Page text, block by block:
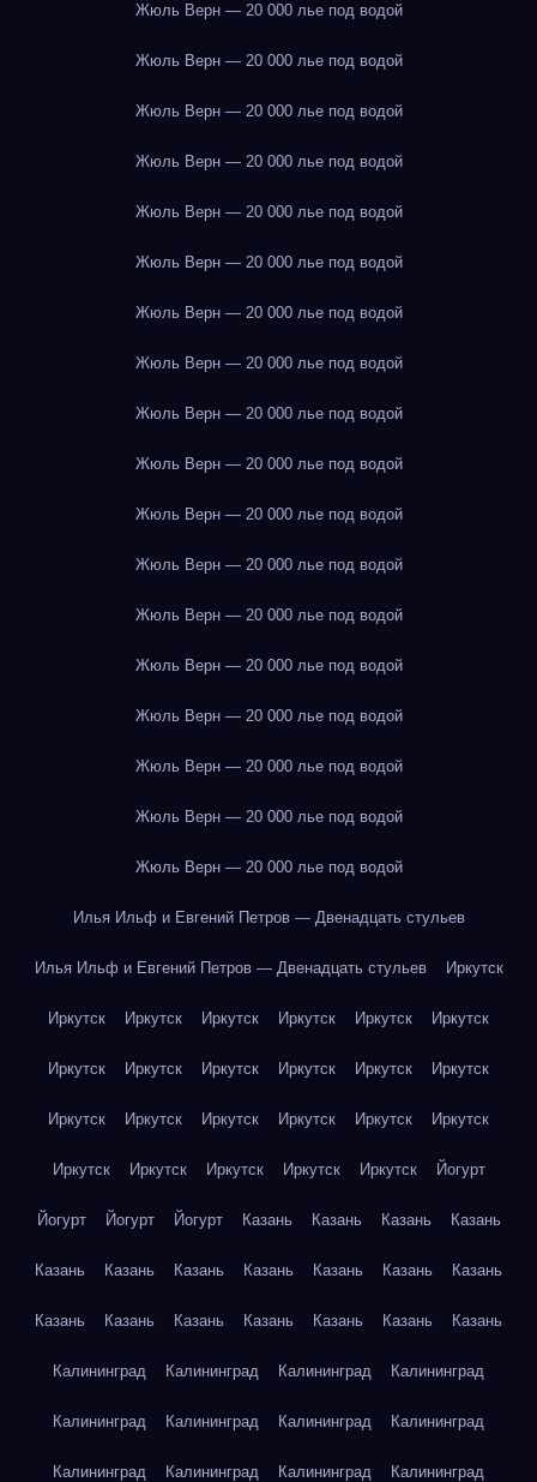
Жюль Верн — 20 000 лье под водой
Жюль Верн — 20 000 лье под водой
Жюль Верн — 20 000 лье под водой
Жюль Верн — 20 000 лье под водой
Жюль Верн — 20 000 лье под водой
Жюль Верн — 20 000 лье под водой
Жюль Верн — 20 000 лье под водой
Жюль Верн — 20 000 лье под водой
Жюль Верн — 20 000 лье под водой
Жюль Верн — 20 000 лье под водой
Жюль Верн — 20 000 лье под водой
Жюль Верн — 20 000 лье под водой
Жюль Верн — 20 000 лье под водой
Жюль Верн — 20 000 лье под водой
Жюль Верн — 20 000 лье под водой
Жюль Верн — 20 000 лье под водой
Жюль Верн — 20 000 лье под водой
Жюль Верн — 20 000 лье под водой
Илья Ильф и Евгений Петров — Двенадцать стульев
Илья Ильф и Евгений Петров — Двенадцать стульев Иркутск
Иркутск Иркутск Иркутск Иркутск Иркутск Иркутск
Иркутск Иркутск Иркутск Иркутск Иркутск Иркутск
Иркутск Иркутск Иркутск Иркутск Иркутск Иркутск
Иркутск Иркутск Иркутск Иркутск Иркутск Йогурт
Йогурт Йогурт Йогурт Казань Казань Казань Казань
Казань Казань Казань Казань Казань Казань Казань
Казань Казань Казань Казань Казань Казань Казань
Калининград Калининград Калининград Калининград
Калининград Калининград Калининград Калининград
Калининград Калининград Калининград Калининград